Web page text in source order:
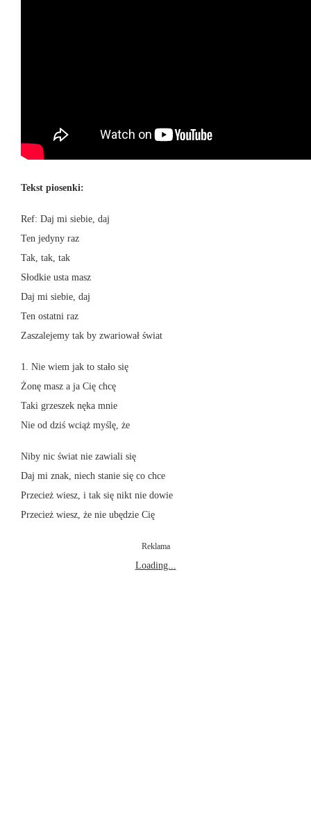
Tekst piosenki:
Ref: Daj mi siebie, daj
Ten jedyny raz
Tak, tak, tak
Słodkie usta masz
Daj mi siebie, daj
Ten ostatni raz
Zaszalejemy tak by zwariował świat
1. Nie wiem jak to stało się
Żonę masz a ja Cię chcę
Taki grzeszek nęka mnie
Nie od dziś wciąż myślę, że
Niby nic świat nie zawiali się
Daj mi znak, niech stanie się co chce
Przecież wiesz, i tak się nikt nie dowie
Przecież wiesz, że nie ubędzie Cię
Reklama
Loading...